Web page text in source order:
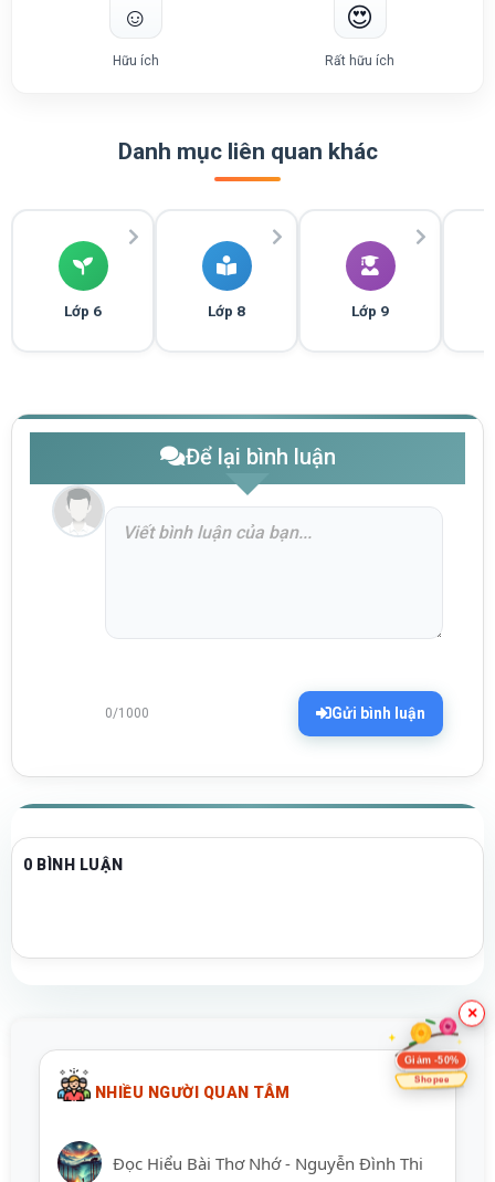
☺️
Hữu ích
😍
Rất hữu ích
Danh mục liên quan khác
Lớp 6 Lớp 8 Lớp 9
Để lại bình luận
0/1000 Gửi bình luận
0 BÌNH LUẬN
NHIỀU NGƯỜI QUAN TÂM
Đọc Hiểu Bài Thơ Nhớ - Nguyễn Đình Thi
×
Giảm -50%
Shopee